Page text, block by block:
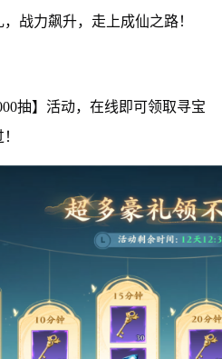
战力飙升，走上成仙之路！
抽】活动，在线即可领取寻宝